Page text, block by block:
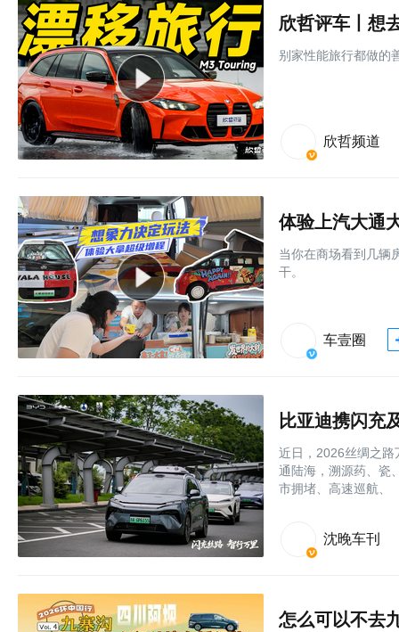
欣哲评车丨想
别家性能旅行都做的
欣哲频道
体验上汽大通
当你在商场看到几辆
干。
车壹圈
比亚迪携闪充
近日，2026丝绸之路
通陆海，溯源药、瓷
市拥堵、高速巡航、
沈晚车刊
怎么可以不去